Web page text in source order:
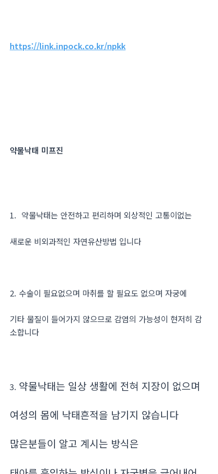
https://link.inpock.co.kr/npkk
약물낙태 미프진
1. 약물낙태는 안전하고 편리하며 외상적인 고통이없는
새로운 비외과적인 자연유산방법 입니다
2. 수술이 필요없으며 마취를 할 필요도 없으며 자궁에
기타 물질이 들어가지 않으므로 감염의 가능성이 현저히 감
소합니다
3. 약물낙태는 일상 생활에 전혀 지장이 없으며
여성의 몸에 낙태흔적을 남기지 않습니다
많은분들이 알고 계시는 방식은